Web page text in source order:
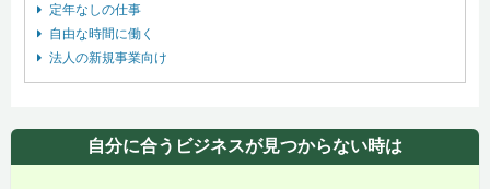
定年なしの仕事
自由な時間に働く
法人の新規事業向け
自分に合うビジネスが見つからない時は